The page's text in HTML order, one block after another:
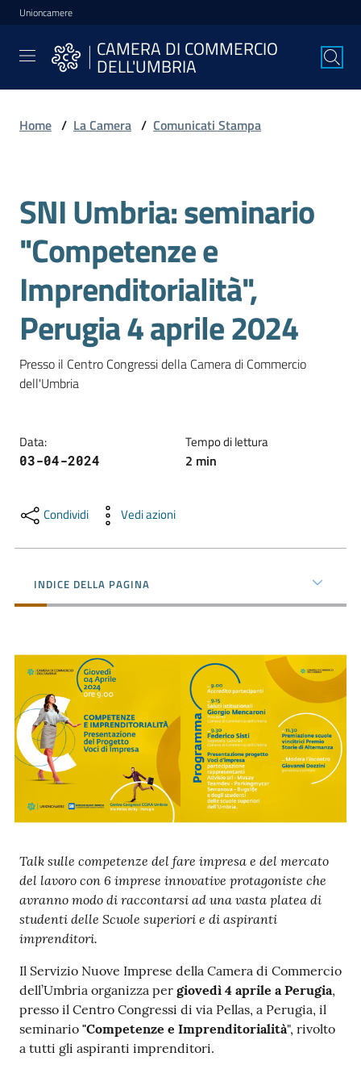
Vai al contenuto
Vai alla navigazione
Vai al footer
Unioncamere
CAMERA DI COMMERCIO
DELL'UMBRIA
CAMERA DI
COMMERCIO
DELL'UMBRIA
Avviare
l'Impresa
Gestire
l'Impresa
e
il
Tutelare
il
L'Impresa
Digitale
Ac
di
Re
gis
ti
Home / La Camera / Comunicati Stampa
Salta al contenuto
SNI Umbria: seminario
"Competenze e
Imprenditorialità",
Perugia 4 aprile 2024
Presso il Centro Congressi della Camera di Commercio
dell'Umbria
Data:
03-04-2024
Tempo di lettura
2 min
Condividi Vedi azioni
INDICE DELLA PAGINA
Talk sulle competenze del fare impresa e del mercato
del lavoro con 6 imprese innovative protagoniste che
avranno modo di raccontarsi ad una vasta platea di
studenti delle Scuole superiori e di aspiranti
imprenditori.
Il Servizio Nuove Imprese della Camera di Commercio
dell’Umbria organizza per giovedì 4 aprile a Perugia,
presso il Centro Congressi di via Pellas, a Perugia, il
seminario "Competenze e Imprenditorialità", rivolto
a tutti gli aspiranti imprenditori.